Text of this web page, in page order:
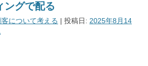
ングで配る
について考える | 投稿日: 2025年8月14